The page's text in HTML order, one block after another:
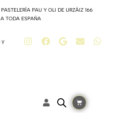
PAU Y OLI DE URZÁIZ 166
TODA ESPAÑA
y